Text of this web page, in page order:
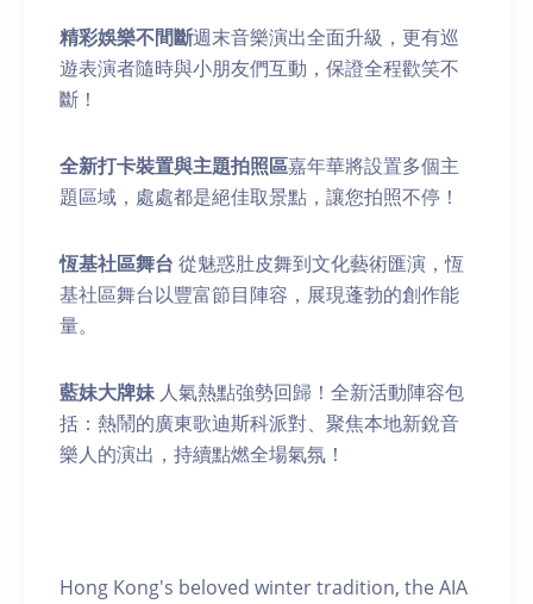
精彩娛樂不間斷週末音樂演出全面升級，更有巡
遊表演者隨時與小朋友們互動，保證全程歡笑不
斷！
全新打卡裝置與主題拍照區嘉年華將設置多個主
題區域，處處都是絕佳取景點，讓您拍照不停！
恆基社區舞台 從魅惑肚皮舞到文化藝術匯演，恆
基社區舞台以豐富節目陣容，展現蓬勃的創作能
量。
藍妹大牌妹人氣熱點強勢回歸！全新活動陣容包
括：熱鬧的廣東歌迪斯科派對、聚焦本地新銳音
樂人的演出，持續點燃全場氣氛！
Hong Kong's beloved winter tradition, the AIA